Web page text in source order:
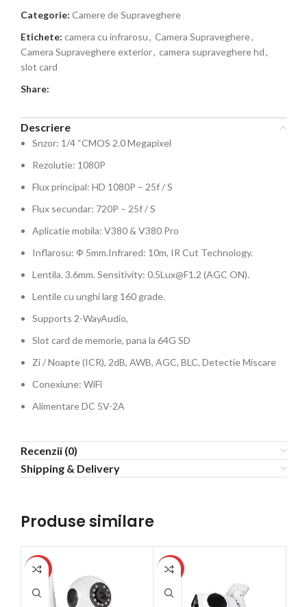
Categorie: Camere de Supraveghere
Etichete: camera cu infrarosu, Camera Supraveghere,
Camera Supraveghere exterior, camera supraveghere hd,
slot card
Share:
Descriere
Snzor: 1/4 “CMOS 2.0 Megapixel
Rezolutie: 1080P
Flux principal: HD 1080P – 25f / S
Flux secundar: 720P – 25f / S
Aplicatie mobila: V380 & V380 Pro
Inflarosu: Ф 5mm.Infrared: 10m, IR Cut Technology.
Lentila. 3.6mm. Sensitivity: 0.5Lux@F1.2 (AGC ON).
Lentile cu unghi larg 160 grade.
Supports 2-WayAudio,
Slot card de memorie, pana la 64G SD
Zi / Noapte (ICR), 2dB, AWB, AGC, BLC, Detectie Miscare
Conexiune: WiFi
Alimentare DC 5V-2A
Recenzii (0)
Shipping & Delivery
Produse similare
-9% -9%